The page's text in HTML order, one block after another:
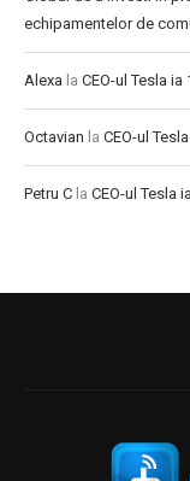
echipamentelor de
Alexa la CEO-ul Tesla
Octavian la CEO-ul
Petru C la CEO-ul Tesla